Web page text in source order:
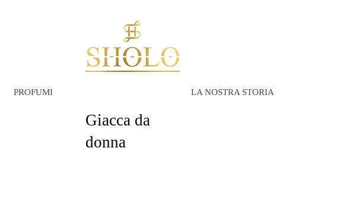
Giacca da
donna
PROFUMI LA NOSTRA STORIA